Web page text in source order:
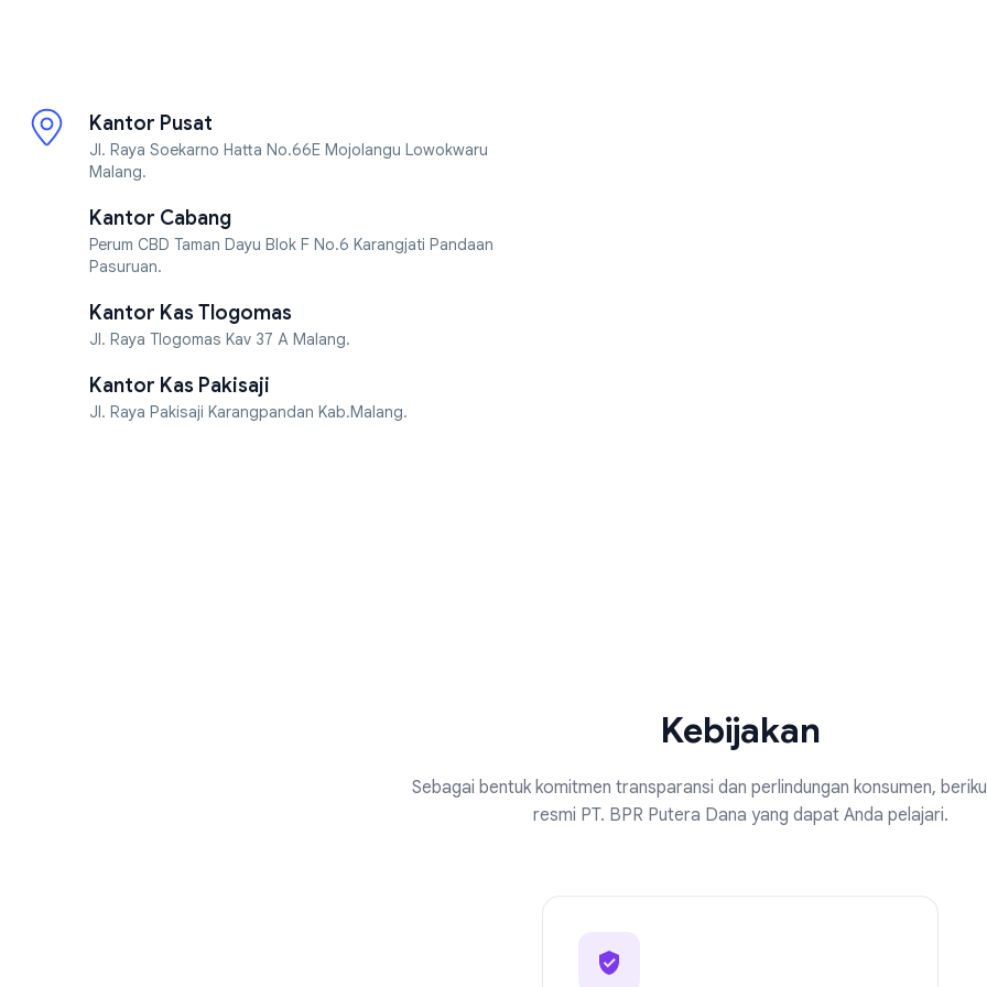
Kantor Pusat
Jl. Raya Soekarno Hatta No.66E Mojolangu Lowokwaru
Malang.
Kantor Cabang
Perum CBD Taman Dayu Blok F No.6 Karangjati Pandaan
Pasuruan.
Kantor Kas Tlogomas
Jl. Raya Tlogomas Kav 37 A Malang.
Kantor Kas Pakisaji
Jl. Raya Pakisaji Karangpandan Kab.Malang.
Kebijakan
Sebagai bentuk komitmen transparansi dan perlindungan konsumen,
resmi PT. BPR Putera Dana yang dapat Anda pelajari.